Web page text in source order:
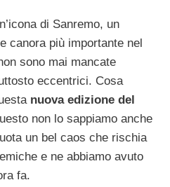
di Sanremo, un
canora più importante nel
sono mai mancate
eccentrici. Cosa
nuova edizione del
non lo sappiamo anche
un bel caos che rischia
e ne abbiamo avuto
fa.